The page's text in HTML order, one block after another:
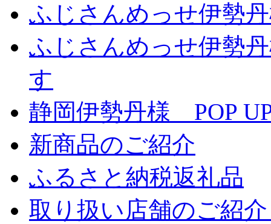
ふじさんめっせ伊勢
ふじさんめっせ伊勢
す
静岡伊勢丹様 POP
新商品のご紹介
ふるさと納税返礼品
取り扱い店舗のご紹